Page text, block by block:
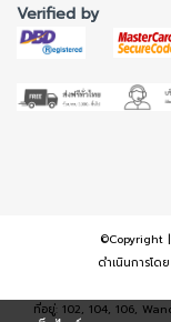
Verified by
©Copyright
ดำเนินการโด
ที่อยู่: 102, 104, 106,